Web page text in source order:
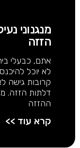
מנגנוני
הזזה
אתם, כבעלי
לא יוכל
קרובות גישה
דלתות הזזה.
ההזזה
קרא עוד >>